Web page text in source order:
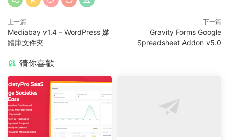
上一篇
Mediabay v1.4 – WordPress 媒
體庫文件夾
下一篇
Gravity Forms Google
Spreadsheet Addon v5.0
猜你喜歡